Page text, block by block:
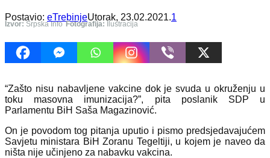
Postavio: eTrebinjeUtorak, 23.02.2021.1
Izvor: Srpska Info Fotografija: Ilustracija
“Zašto nisu nabavljene vakcine dok je svuda u okruženju u
toku masovna imunizacija?”, pita poslanik SDP u
Parlamentu BiH Saša Magazinović.
On je povodom tog pitanja uputio i pismo predsjedavajućem
Savjetu ministara BiH Zoranu Tegeltiji, u kojem je naveo da
ništa nije učinjeno za nabavku vakcina.